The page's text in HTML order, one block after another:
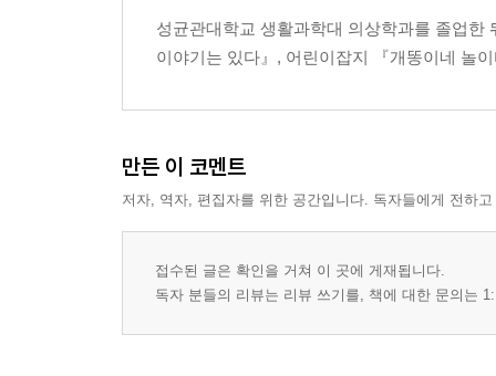
성균관대학교 생활과학대 의상학과를 졸업한
이야기는 있다』, 어린이잡지 『개똥이네 놀
만든 이 코멘트
저자, 역자, 편집자를 위한 공간입니다. 독자들에게 전하
접수된 글은 확인을 거쳐 이 곳에 게재됩니다.
독자 분들의 리뷰는 리뷰 쓰기를, 책에 대한 문의는